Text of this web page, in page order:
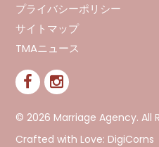
プライバシーポリシー
サイトマップ
TMAニュース
© 2026 Marriage Agency. All
Crafted with Love: DigiCorns